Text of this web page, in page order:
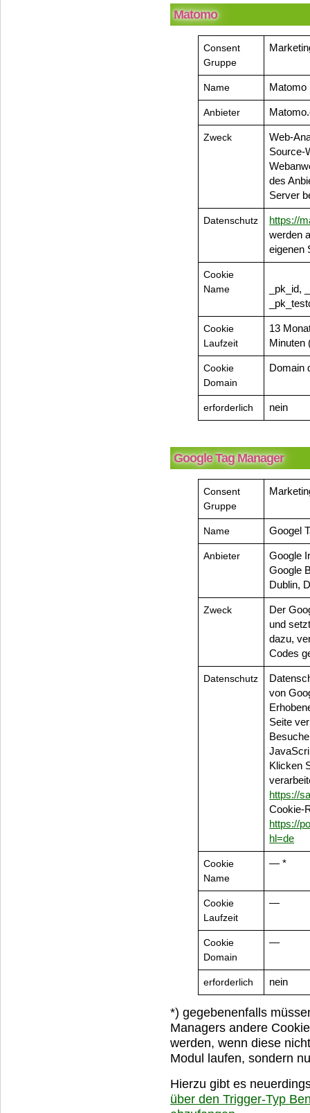
Matomo
Consent
Gruppe
Name Matomo
Anbieter
Zweck
Web-
Source-
des
Server
Datenschutz
https://
werden
eigenen
Cookie
Name
_pk_id,
Cookie
Laufzeit
13
Minuten
Cookie
Domain
Domain
erforderlich nein
Google Tag Manager
Consent
Gruppe
Name Googel
Anbieter
Google
Google
Dublin,
Zweck
Der
und
dazu,
Codes
Datenschutz
von
Seite
Klicken
https://
Cookie-
https://
hl=de
Cookie
Name
— *
Cookie
Laufzeit
—
Cookie
Domain
—
erforderlich nein
*) gegebenenfalls
Managers andere
werden, wenn diese
Modul laufen, sondern
Hierzu gibt es
über den Trigger-Typ